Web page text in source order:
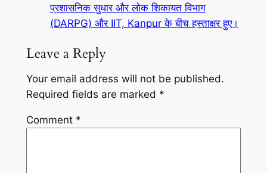
प्रशासनिक सुधार और लोक शिकायत विभाग
(DARPG) और IIT, Kanpur के बीच हस्ताक्षर हुए।
Leave a Reply
Your email address will not be published.
Required fields are marked *
Comment *